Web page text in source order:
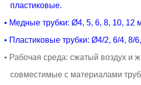
пластиковые.
• Медные трубки: Ø4, 5, 6, 8, 10, 12
• Пластиковые трубки: Ø4/2, 6/4, 8/
• Рабочая среда: сжатый воздух и
совместимые с материалами